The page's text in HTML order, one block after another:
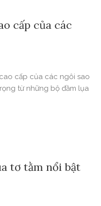
cấp của các
cấp của các ngôi sao
từ những bộ đầm lụa
tơ tằm nổi bật